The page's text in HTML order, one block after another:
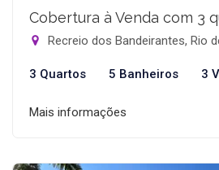
Cobertura à Venda com 3
Recreio dos Bandeirantes, Rio
3 Quartos 5 Banheiros 3
Mais informações